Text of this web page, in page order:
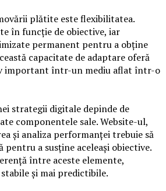
plătite este flexibilitatea.
în funcție de obiective, iar
permanent pentru a obține
capacitate de adaptare oferă
important într-un mediu aflat într-o
strategii digitale depinde de
componentele sale. Website-ul,
și analiza performanței trebuie să
a susține aceleași obiective.
între aceste elemente,
și mai predictibile.